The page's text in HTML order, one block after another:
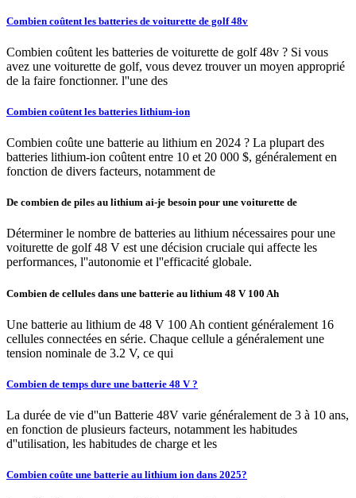
Combien coûtent les batteries de voiturette de golf 48v
Combien coûtent les batteries de voiturette de golf 48v ? Si vous
avez une voiturette de golf, vous devez trouver un moyen approprié
de la faire fonctionner. l''une des
Combien coûtent les batteries lithium-ion
Combien coûte une batterie au lithium en 2024 ? La plupart des
batteries lithium-ion coûtent entre 10 et 20 000 $, généralement en
fonction de divers facteurs, notamment de
De combien de piles au lithium ai-je besoin pour une voiturette de
Déterminer le nombre de batteries au lithium nécessaires pour une
voiturette de golf 48 V est une décision cruciale qui affecte les
performances, l''autonomie et l''efficacité globale.
Combien de cellules dans une batterie au lithium 48 V 100 Ah
Une batterie au lithium de 48 V 100 Ah contient généralement 16
cellules connectées en série. Chaque cellule a généralement une
tension nominale de 3.2 V, ce qui
Combien de temps dure une batterie 48 V ?
La durée de vie d''un Batterie 48V varie généralement de 3 à 10 ans,
en fonction de plusieurs facteurs, notamment les habitudes
d''utilisation, les habitudes de charge et les
Combien coûte une batterie au lithium ion dans 2025?